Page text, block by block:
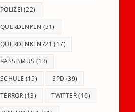
POLIZEI (22)
QUERDENKEN (31)
QUERDENKEN721 (17)
RASSISMUS (13)
SCHULE (15) SPD (39)
TERROR (13) TWITTER(16)